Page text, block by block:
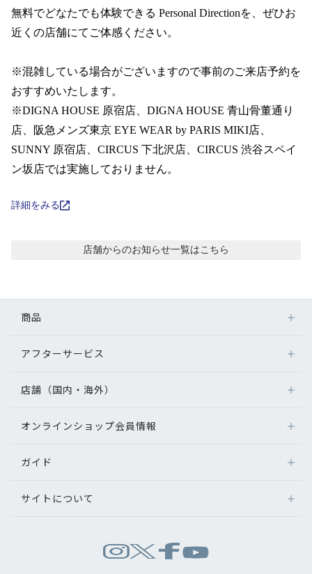
スタッフコンテンツ一覧
コーディネート
レビュー
ブログ
お知らせ
目のまめちしき
採用情報
無料でどなたでも体験できる Personal Directionを、ぜひお
近くの店舗にてご体感ください。
※混雑している場合がございますので事前のご来店予約を
おすすめいたします。
※DIGNA HOUSE 原宿店、DIGNA HOUSE 青山骨董通り
店、阪急メンズ東京 EYE WEAR by PARIS MIKI店、
SUNNY 原宿店、CIRCUS 下北沢店、CIRCUS 渋谷スペイ
ン坂店では実施しておりません。
詳細をみる
店舗からのお知らせ一覧はこちら
商品
メガネ
サングラス
補聴器
グッズ・小物
アフターサービス
アフターサービス
メガネの不具合、修理について
補聴器に関するアフターサービス
店舗（国内・海外）
店舗検索
オンラインショップ会員情報
ログイン
ガイド
オンラインショップご利用ガイド
サイトについて